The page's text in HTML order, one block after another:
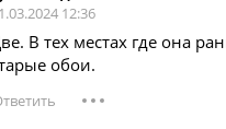
кот ходит есть к
дома полная миска?
12:36
В тех местах где она
обои.